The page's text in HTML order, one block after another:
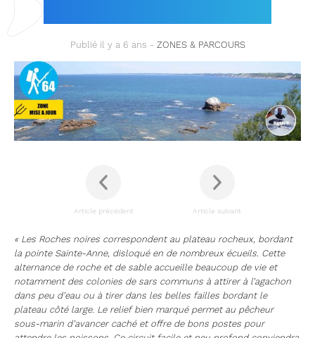
Publié il y a 6 ans - ZONES & PARCOURS
Article précédent Article suivant
« Les Roches noires correspondent au plateau rocheux, bordant
la pointe Sainte-Anne, disloqué en de nombreux écueils. Cette
alternance de roche et de sable accueille beaucoup de vie et
notamment des colonies de sars communs à attirer à l’agachon
dans peu d’eau ou à tirer dans les belles failles bordant le
plateau côté large. Le relief bien marqué permet au pêcheur
sous-marin d’avancer caché et offre de bons postes pour